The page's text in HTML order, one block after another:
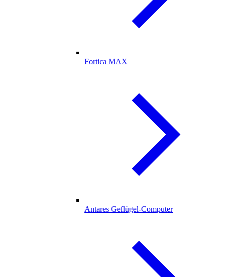
Fortica MAX
Antares Geflügel-Computer